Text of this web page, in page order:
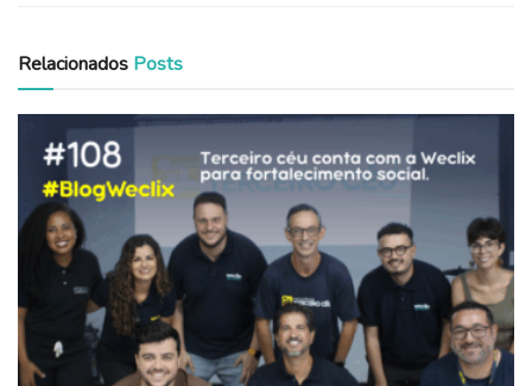
Relacionados Posts